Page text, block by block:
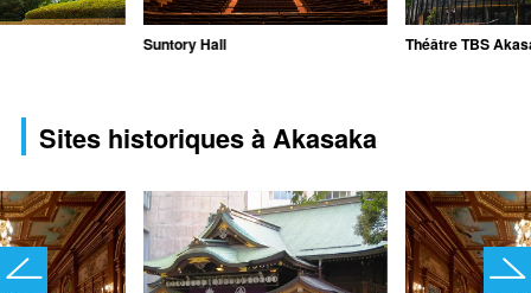
Suntory Hall Théâtre TBS
Sites historiques à Akasaka